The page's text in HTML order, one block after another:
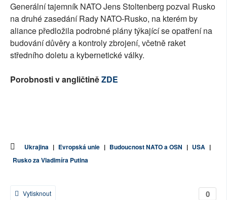
Generální tajemník NATO Jens Stoltenberg pozval Rusko
na druhé zasedání Rady NATO-Rusko, na kterém by
aliance předložila podrobné plány týkající se opatření na
budování důvěry a kontroly zbrojení, včetně raket
středního doletu a kybernetické války.
Porobnosti v angličtiněZDE
Ukrajina | Evropská unie | Budoucnost NATO a OSN | USA |
Rusko za Vladimíra Putina
0
Vytisknout